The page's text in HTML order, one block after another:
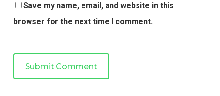
Save my name, email, and website in this
browser for the next time I comment.